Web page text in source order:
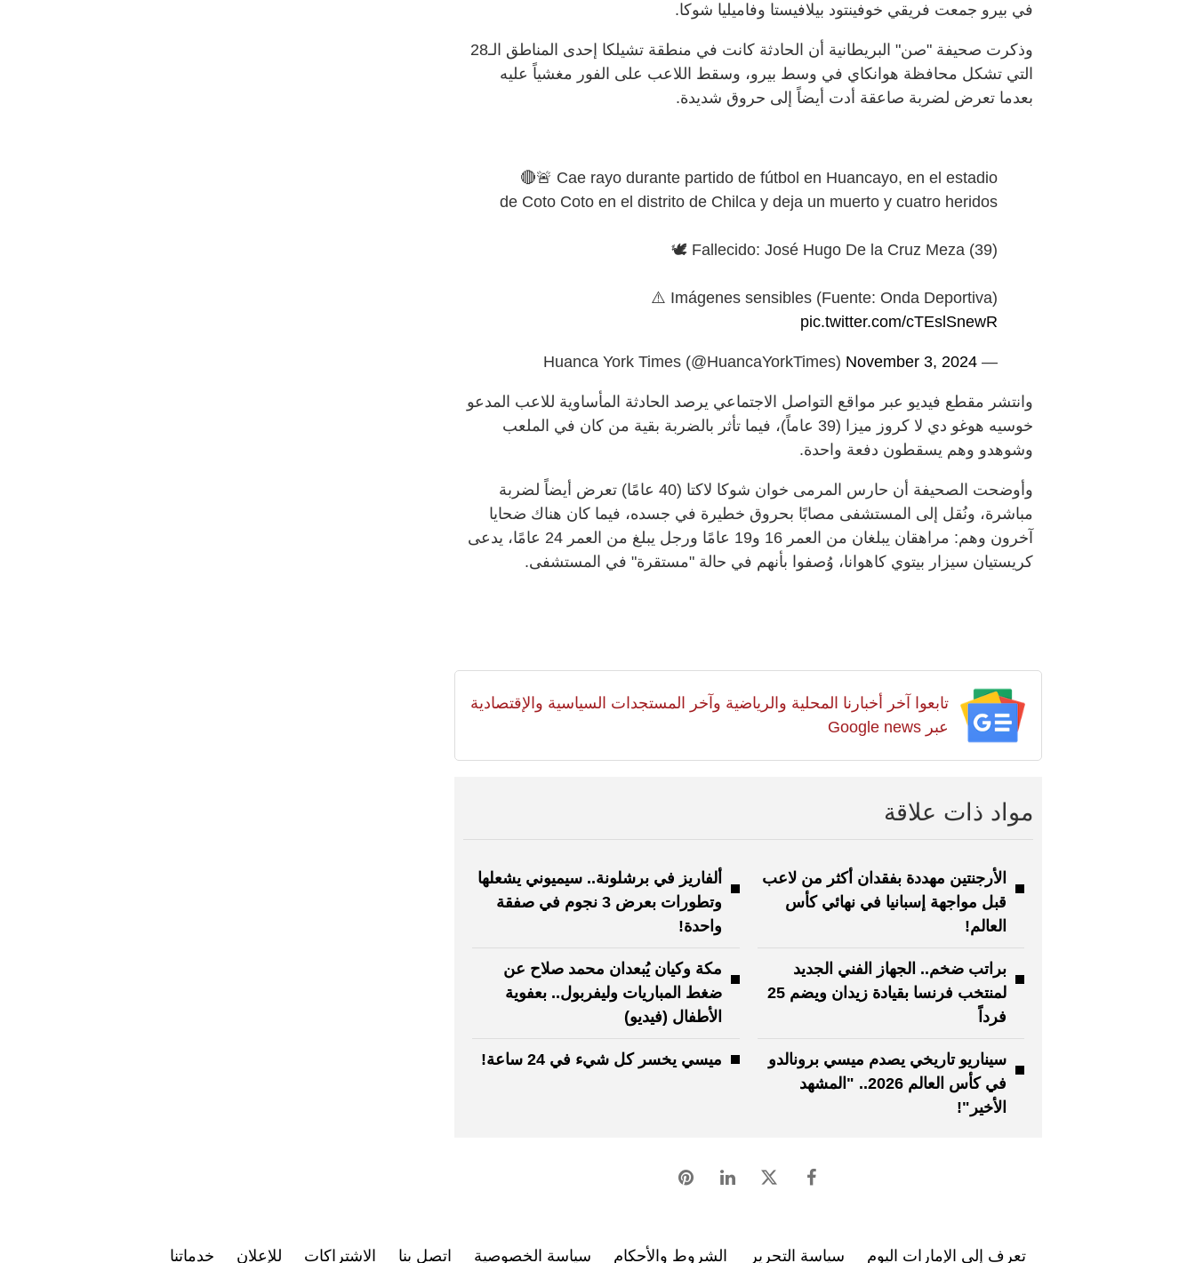
في بيرو جمعت فريقي خوفينتود بيلافيستا وفاميليا شوكا.
وذكرت صحيفة "صن" البريطانية أن الحادثة كانت في منطقة تشيلكا إحدى المناطق الـ28
التي تشكل محافظة هوانكاي في وسط بيرو، وسقط اللاعب على الفور مغشياً عليه
بعدما تعرض لضربة صاعقة أدت أيضاً إلى حروق شديدة.
🔴🚨 Cae rayo durante partido de fútbol en Huancayo, en el estadio
de Coto Coto en el distrito de Chilca y deja un muerto y cuatro heridos
🕊️ Fallecido: José Hugo De la Cruz Meza (39)
⚠️ Imágenes sensibles (Fuente: Onda Deportiva)
pic.twitter.com/cTEslSnewR
— Huanca York Times (@HuancaYorkTimes)
November 3, 2024
وانتشر مقطع فيديو عبر مواقع التواصل الاجتماعي يرصد الحادثة المأساوية للاعب المدعو
خوسيه هوغو دي لا كروز ميزا (39 عاماً)، فيما تأثر بالضربة بقية من كان في الملعب
وشوهدو وهم يسقطون دفعة واحدة.
وأوضحت الصحيفة أن حارس المرمى خوان شوكا لاكتا (40 عامًا) تعرض أيضاً لضربة
مباشرة، ونُقل إلى المستشفى مصابًا بحروق خطيرة في جسده، فيما كان هناك ضحايا
آخرون وهم: مراهقان يبلغان من العمر 16 و19 عامًا ورجل يبلغ من العمر 24 عامًا، يدعى
كريستيان سيزار بيتوي كاهوانا، وُصفوا بأنهم في حالة "مستقرة" في المستشفى.
تابعوا آخر أخبارنا المحلية والرياضية وآخر المستجدات السياسية والإقتصادية
عبر Google news
مواد ذات علاقة
الأرجنتين مهددة بفقدان أكثر من لاعب
قبل مواجهة إسبانيا في نهائي كأس
العالم!
ألفاريز في برشلونة.. سيميوني يشعلها
وتطورات بعرض 3 نجوم في صفقة
واحدة!
براتب ضخم.. الجهاز الفني الجديد
لمنتخب فرنسا بقيادة زيدان ويضم 25
فرداً
مكة وكيان يُبعدان محمد صلاح عن
ضغط المباريات وليفربول.. بعفوية
الأطفال (فيديو)
سيناريو تاريخي يصدم ميسي برونالدو
في كأس العالم 2026.. "المشهد
الأخير"!
ميسي يخسر كل شيء في 24 ساعة!
تعرف إلى الإمارات اليوم سياسة التحرير الشروط والأحكام سياسة الخصوصية اتصل بنا الاشتراكات للإعلان خدماتنا